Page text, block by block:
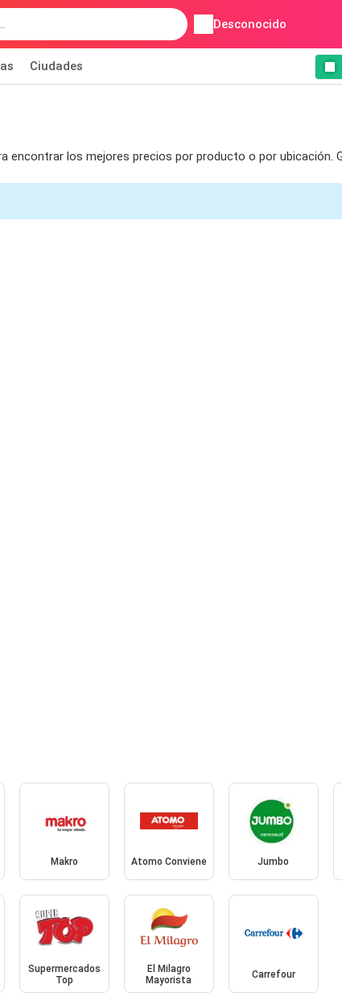
Desconocido
Ciudades
los mejores precios por producto o por ubicación.
Makro Atomo Conviene Jumbo
Supermercados
Top
El Milagro
Mayorista
Carrefour